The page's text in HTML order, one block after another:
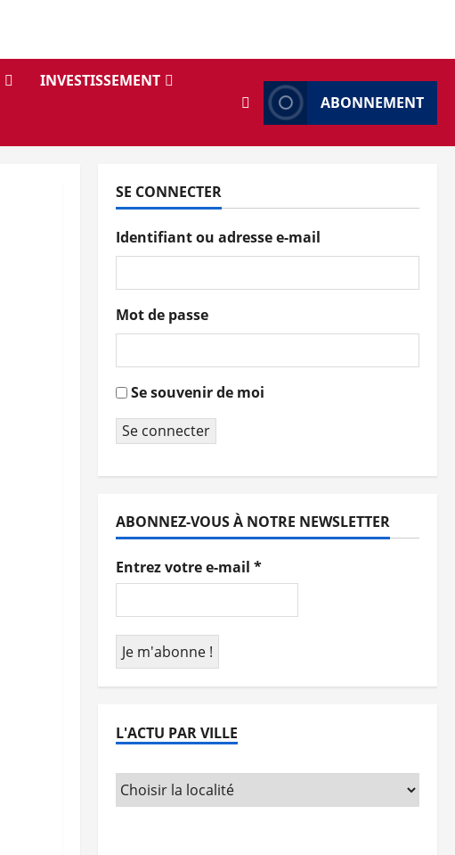
INVESTISSEMENT
ABONNEMENT
SE CONNECTER
Identifiant ou adresse e-mail
Mot de passe
Se souvenir de moi
Se connecter
ABONNEZ-VOUS À NOTRE NEWSLETTER
Entrez votre e-mail *
L'ACTU PAR VILLE